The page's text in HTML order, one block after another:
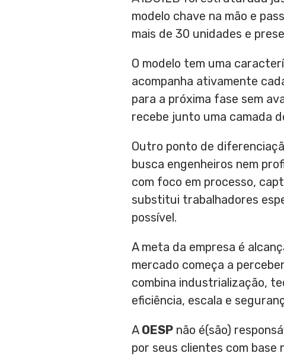
modelo chave na mão e
mais de 30 unidades e
O modelo tem uma
acompanha ativamente
para a próxima fase sem
recebe junto uma camada
Outro ponto de
busca engenheiros nem
com foco em processo,
substitui trabalhadores
possível.
A meta da empresa é
mercado começa a
combina industrialização,
eficiência, escala e
A OESP não é(são)
por seus clientes com base